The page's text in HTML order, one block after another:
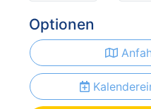
Optionen